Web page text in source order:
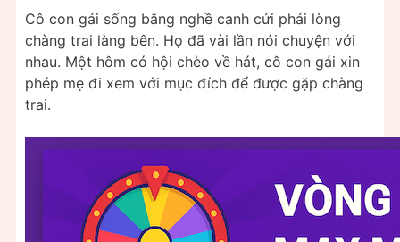
Cô con gái sống bằng nghề canh cửi phải lòng
chàng trai làng bên. Họ đã vài lần nói chuyện với
nhau. Một hôm có hội chèo về hát, cô con gái xin
phép mẹ đi xem với mục đích để được gặp chàng
trai.